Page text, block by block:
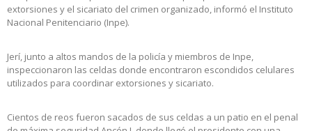
extorsiones y el sicariato del crimen organizado, informó el Instituto
Nacional Penitenciario (Inpe).
Jerí, junto a altos mandos de la policía y miembros de Inpe,
inspeccionaron las celdas donde encontraron escondidos celulares
utilizados para coordinar extorsiones y sicariato.
Cientos de reos fueron sacados de sus celdas a un patio en el penal